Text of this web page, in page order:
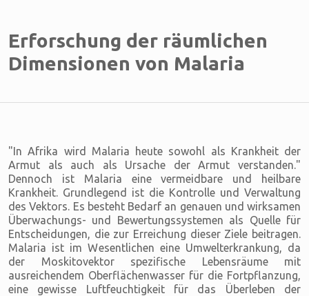
Erforschung der räumlichen
Dimensionen von Malaria
"In Afrika wird Malaria heute sowohl als Krankheit der
Armut als auch als Ursache der Armut verstanden."
Dennoch ist Malaria eine vermeidbare und heilbare
Krankheit. Grundlegend ist die Kontrolle und Verwaltung
des Vektors. Es besteht Bedarf an genauen und wirksamen
Überwachungs- und Bewertungssystemen als Quelle für
Entscheidungen, die zur Erreichung dieser Ziele beitragen.
Malaria ist im Wesentlichen eine Umwelterkrankung, da
der Moskitovektor spezifische Lebensräume mit
ausreichendem Oberflächenwasser für die Fortpflanzung,
eine gewisse Luftfeuchtigkeit für das Überleben der